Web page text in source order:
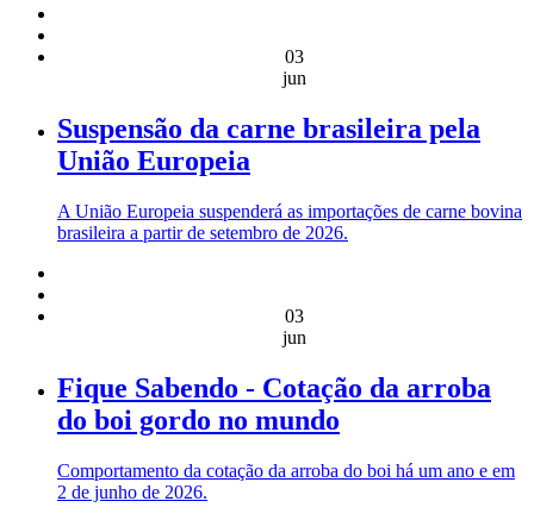
03
jun
Suspensão da carne brasileira pela
União Europeia
A União Europeia suspenderá as importações de carne bovina
brasileira a partir de setembro de 2026.
03
jun
Fique Sabendo - Cotação da arroba
do boi gordo no mundo
Comportamento da cotação da arroba do boi há um ano e em
2 de junho de 2026.